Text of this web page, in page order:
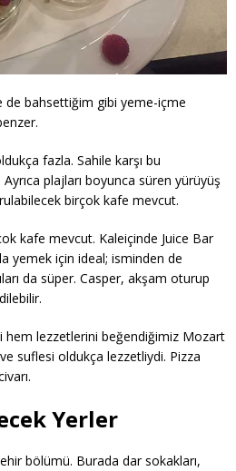
de bahsettiğim gibi yeme-içme
fazla. Sahile karşı bu
plajları boyunca süren yürüyüş
birçok kafe mevcut.
kafe mevcut. Kaleiçinde Juice Bar
yemek için ideal; isminden de
da süper. Casper, akşam oturup
hem lezzetlerini beğendiğimiz Mozart
suflesi oldukça lezzetliydi. Pizza
Yerler
bölümü. Burada dar sokakları,